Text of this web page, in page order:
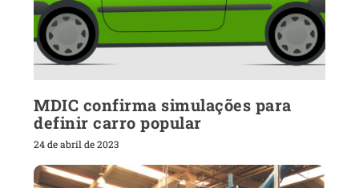
MDIC confirma simulações para
definir carro popular
24 de abril de 2023